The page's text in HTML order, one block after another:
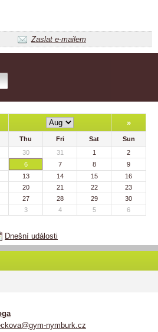
Zaslat e-mailem
»
Thu Fri Sat
Sun
30 31 1
2
6 7 8
9
13 14 15
16
20 21 22
23
27 28 29
30
3 4 5 6
Dnešní události
nymburk.cz